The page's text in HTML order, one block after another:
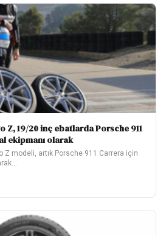
Z, 19/20 inç ebatlarda Porsche 911
ekipmanı olarak
Z modeli, artık Porsche 911 Carrera için